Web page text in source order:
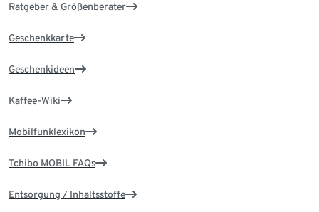
Ratgeber & Größenberater
Geschenkkarte
Geschenkideen
Kaffee-Wiki
Mobilfunklexikon
Tchibo MOBIL FAQs
Entsorgung / Inhaltsstoffe